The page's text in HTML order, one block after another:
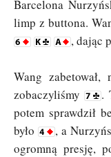
Barcelona
limp z buttona.
, dając
Wang
zobaczyliśmy
.
potem sprawdził
było
, a
ogromną presję,